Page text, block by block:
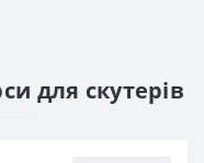
для скутерів